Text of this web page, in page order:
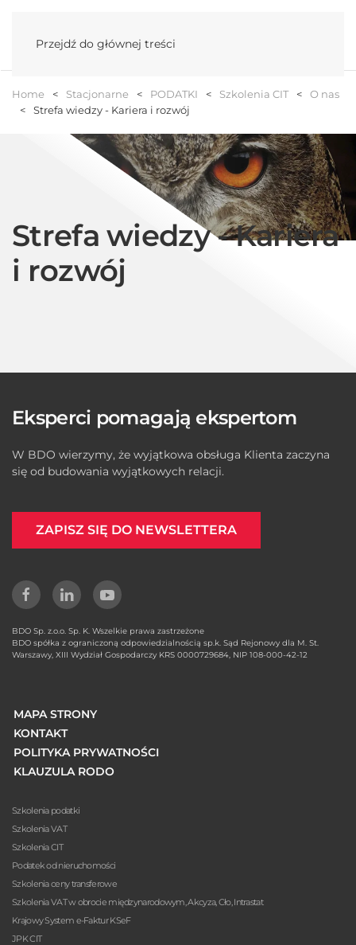
Przejdź do głównej treści
Home Stacjonarne PODATKI Szkolenia CIT
O nas
Strefa wiedzy - Kariera i rozwój
Strefa wiedzy - Kariera
i rozwój
Eksperci pomagają ekspertom
W BDO wierzymy, że wyjątkowa obsługa Klienta zaczyna
się od budowania wyjątkowych relacji.
ZAPISZ SIĘ DO NEWSLETTERA
BDO Sp. z.o.o. Sp. K. Wszelkie prawa zastrzeżone
BDO spółka z ograniczoną odpowiedzialnością sp.k. Sąd Rejonowy dla M. St.
Warszawy, XIII Wydział Gospodarczy KRS 0000729684, NIP 108-000-42-12
MAPA STRONY
KONTAKT
POLITYKA PRYWATNOŚCI
KLAUZULA RODO
Szkolenia podatki
Szkolenia VAT
Szkolenia CIT
Podatek od nieruchomości
Szkolenia ceny transferowe
Szkolenia VAT w obrocie międzynarodowym, Akcyza, Cło, Intrastat
Krajowy System e-Faktur KSeF
JPK CIT